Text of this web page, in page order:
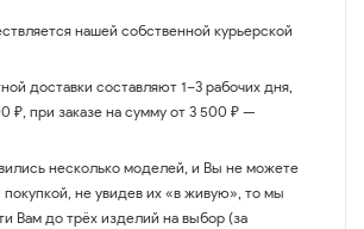
нашей собственной курьерской
доставки составляют 1–3 рабочих дня,
₽, при заказе на сумму от 3 500 ₽ —
несколько моделей, и Вы не можете
не увидев их «в живую», то мы
Вам до трёх изделий на выбор (за